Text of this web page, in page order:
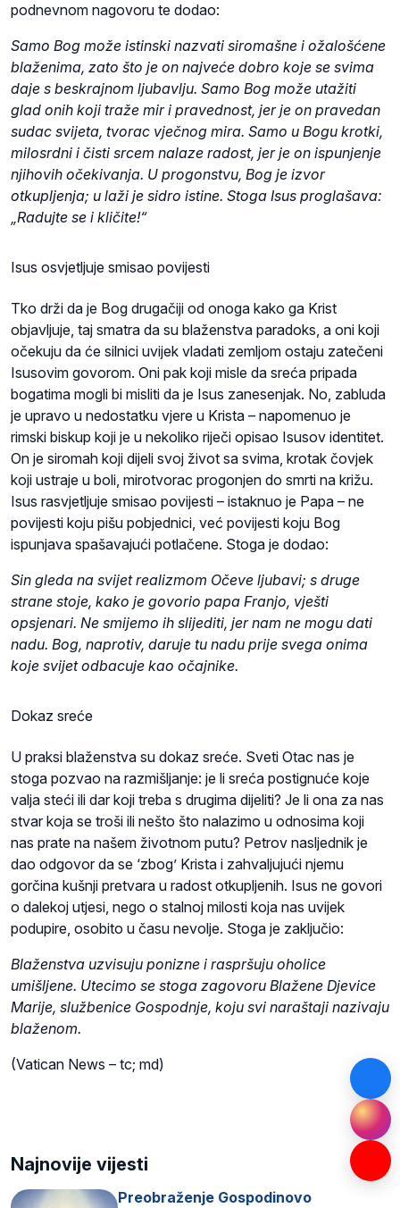
podnevnom nagovoru te dodao:
Samo Bog može istinski nazvati siromašne i ožalošćene
blaženima, zato što je on najveće dobro koje se svima
daje s beskrajnom ljubavlju. Samo Bog može utažiti
glad onih koji traže mir i pravednost, jer je on pravedan
sudac svijeta, tvorac vječnog mira. Samo u Bogu krotki,
milosrdni i čisti srcem nalaze radost, jer je on ispunjenje
njihovih očekivanja. U progonstvu, Bog je izvor
otkupljenja; u laži je sidro istine. Stoga Isus proglašava:
„Radujte se i kličite!“
Isus osvjetljuje smisao povijesti
Tko drži da je Bog drugačiji od onoga kako ga Krist
objavljuje, taj smatra da su blaženstva paradoks, a oni koji
očekuju da će silnici uvijek vladati zemljom ostaju zatečeni
Isusovim govorom. Oni pak koji misle da sreća pripada
bogatima mogli bi misliti da je Isus zanesenjak. No, zabluda
je upravo u nedostatku vjere u Krista – napomenuo je
rimski biskup koji je u nekoliko riječi opisao Isusov identitet.
On je siromah koji dijeli svoj život sa svima, krotak čovjek
koji ustraje u boli, mirotvorac progonjen do smrti na križu.
Isus rasvjetljuje smisao povijesti – istaknuo je Papa – ne
povijesti koju pišu pobjednici, već povijesti koju Bog
ispunjava spašavajući potlačene. Stoga je dodao:
Sin gleda na svijet realizmom Očeve ljubavi; s druge
strane stoje, kako je govorio papa Franjo, vješti
opsjenari. Ne smijemo ih slijediti, jer nam ne mogu dati
nadu. Bog, naprotiv, daruje tu nadu prije svega onima
koje svijet odbacuje kao očajnike.
Dokaz sreće
U praksi blaženstva su dokaz sreće. Sveti Otac nas je
stoga pozvao na razmišljanje: je li sreća postignuće koje
valja steći ili dar koji treba s drugima dijeliti? Je li ona za nas
stvar koja se troši ili nešto što nalazimo u odnosima koji
nas prate na našem životnom putu? Petrov nasljednik je
dao odgovor da se ‘zbog’ Krista i zahvaljujući njemu
gorčina kušnji pretvara u radost otkupljenih. Isus ne govori
o dalekoj utjesi, nego o stalnoj milosti koja nas uvijek
podupire, osobito u času nevolje. Stoga je zaključio:
Blaženstva uzvisuju ponizne i raspršuju oholice
umišljene. Utecimo se stoga zagovoru Blažene Djevice
Marije, službenice Gospodnje, koju svi naraštaji nazivaju
blaženom.
(Vatican News – tc; md)
Najnovije vijesti
Preobraženje Gospodinovo